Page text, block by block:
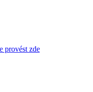
provést zde